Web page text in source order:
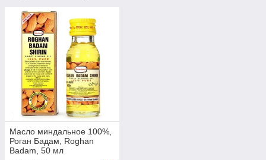
Масло миндальное 100%,
Роган Бадам, Roghan
Badam, 50 мл